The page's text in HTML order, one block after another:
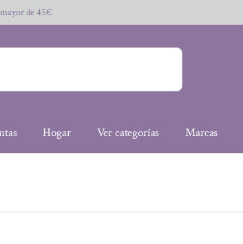
de 45€
Hogar Ver categorías Marcas